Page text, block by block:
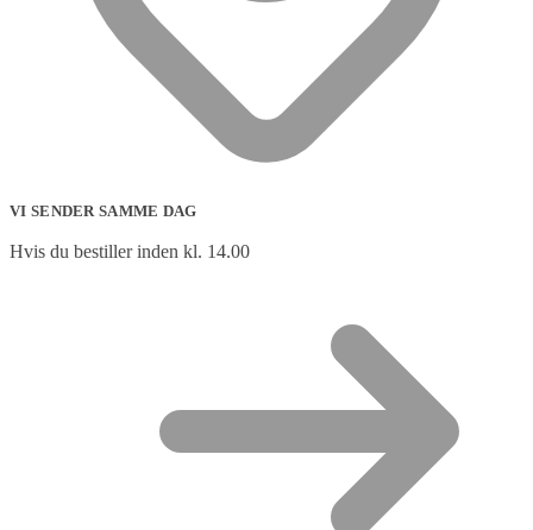
VI SENDER SAMME DAG
Hvis du bestiller inden kl. 14.00